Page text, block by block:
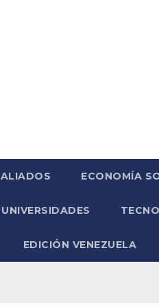
ALIADOS ECONOMÍA
UNIVERSIDADES
EDICIÓN VENEZUELA